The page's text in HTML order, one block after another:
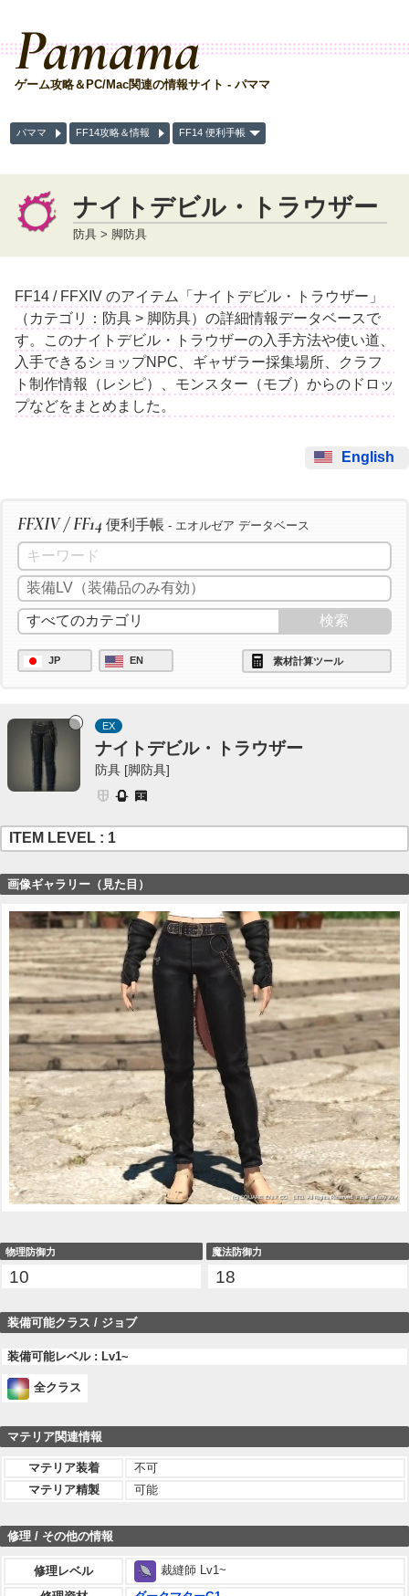
Pamama
ゲーム攻略＆PC/Mac関連の情報サイト - パママ
パママ FF14攻略＆情報 FF14 便利手帳
ナイトデビル・トラウザー
防具 > 脚防具
FF14 / FFXIV のアイテム「ナイトデビル・トラウザー」
（カテゴリ：防具 > 脚防具）の詳細情報データベースで
す。このナイトデビル・トラウザーの入手方法や使い道、
入手できるショップNPC、ギャザラー採集場所、クラフ
ト制作情報（レシピ）、モンスター（モブ）からのドロッ
プなどをまとめました。
English
FFXIV / FF14 便利手帳 - エオルゼア データベース
JP EN 素材計算ツール
EX
ナイトデビル・トラウザー
防具 [脚防具]
ITEM LEVEL : 1
画像ギャラリー（見た目）
物理防御力
10
魔法防御力
18
装備可能クラス / ジョブ
装備可能レベル : Lv1~
全クラス
マテリア関連情報
マテリア装着
不可
マテリア精製
可能
修理 / その他の情報
修理レベル
裁縫師 Lv1~